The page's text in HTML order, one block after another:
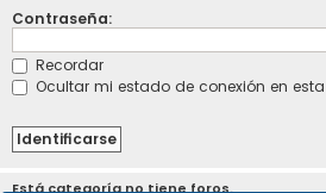
Contraseña:
Recordar
Ocultar mi estado de conexión en
Está categoría no tiene foros.